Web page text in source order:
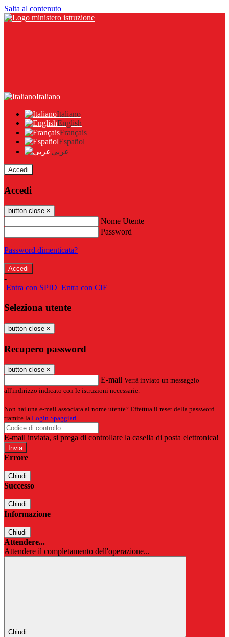
Salta al contenuto
Italiano
Italiano
English
Français
Español
عربى
Accedi
Accedi
button close ×
Nome Utente
Password
Password dimenticata?
-
Entra con SPID Entra con CIE
Seleziona utente
button close ×
Recupero password
button close ×
E-mail Verrà inviato un messaggio
all'indirizzo indicato con le istruzioni necessarie.
Non hai una e-mail associata al nome utente? Effettua il reset della password
tramite la Login Spaggiari
E-mail inviata, si prega di controllare la casella di posta elettronica!
Errore
Chiudi
Successo
Chiudi
Informazione
Chiudi
Attendere...
Attendere il completamento dell'operazione...
Chiudi